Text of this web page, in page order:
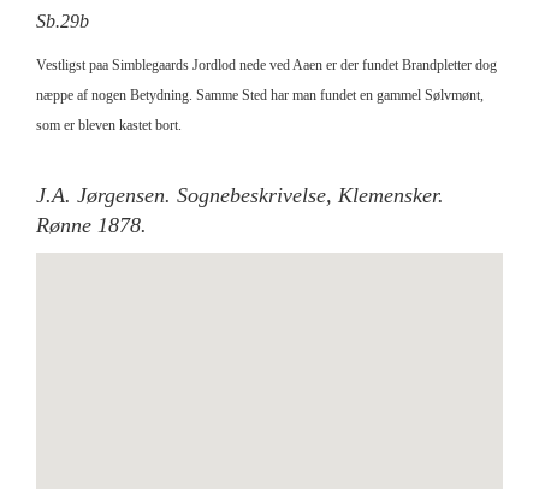
Sb.29b
Vestligst paa Simblegaards Jordlod nede ved Aaen er der fundet Brandpletter dog
næppe af nogen Betydning. Samme Sted har man fundet en gammel Sølvmønt,
som er bleven kastet bort.
J.A. Jørgensen. Sognebeskrivelse, Klemensker.
Rønne 1878.